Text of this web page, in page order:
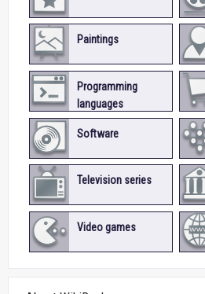
Paintings
Programming
languages
Software
Television series
Video games